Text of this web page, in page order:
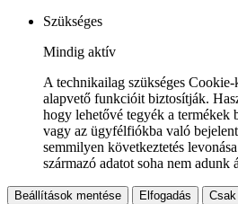
Szükséges
Mindig aktív
A technikailag szükséges
alapvető funkcióit biztosítják.
hogy lehetővé tegyék a termékek
vagy az ügyfélfiókba való
semmilyen következtetés
származó adatot soha nem adunk
Beállítások mentése Elfogadás